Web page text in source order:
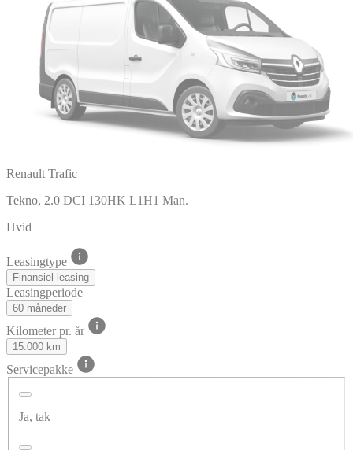
Renault Trafic
Tekno, 2.0 DCI 130HK L1H1 Man.
Hvid
Leasingtype
Finansiel leasing
Leasingperiode
60 måneder
Kilometer pr. år
15.000 km
Servicepakke
Ja, tak